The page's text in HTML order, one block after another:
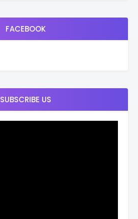
FACEBOOK
SUBSCRIBE US